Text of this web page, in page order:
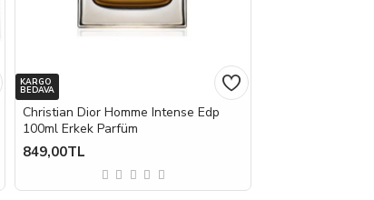
KARGO
BEDAVA
Christian Dior Homme Intense Edp
100ml Erkek Parfüm
849,00TL